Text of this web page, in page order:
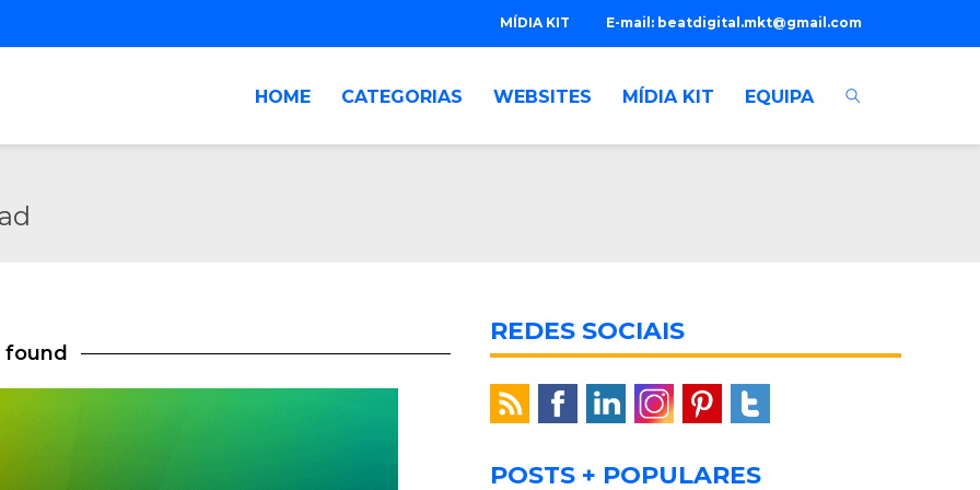
E-mail: beatdigital.mkt@gmail.com
MÍDIA KIT
HOME CATEGORIAS WEBSITES MÍDIA KIT EQUIPA
REDES SOCIAIS
POSTS + POPULARES